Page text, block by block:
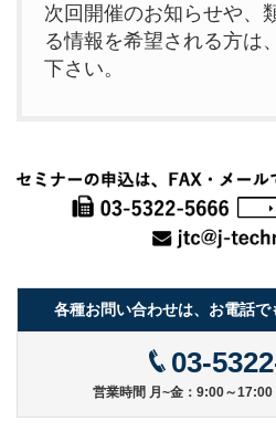
次回開催のお知らせや、
る情報を希望される方は
下さい。
各種お問い合わせは、お電話で
03-
営業時間 月~金：9:00～17:00